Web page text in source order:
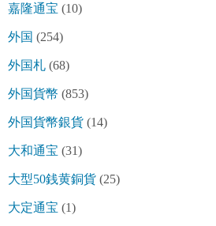
嘉隆通宝 (10)
外国 (254)
外国札 (68)
外国貨幣 (853)
外国貨幣銀貨 (14)
大和通宝 (31)
大型50銭黄銅貨 (25)
大定通宝 (1)